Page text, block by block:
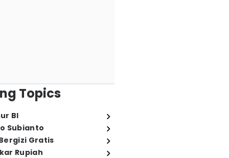
Topics
BI
Subianto
Gratis
Rupiah